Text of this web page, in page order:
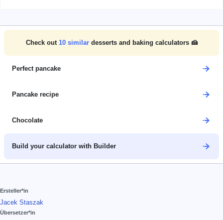
Check out 10similar desserts and baking calculators 🍰
Perfect pancake
Pancake recipe
Chocolate
Build your calculator with Builder
Ersteller*in
Jacek Staszak
Übersetzer*in